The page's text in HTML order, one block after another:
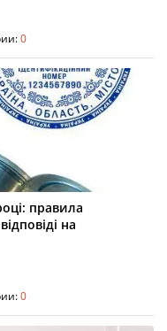
0
правила
на
0